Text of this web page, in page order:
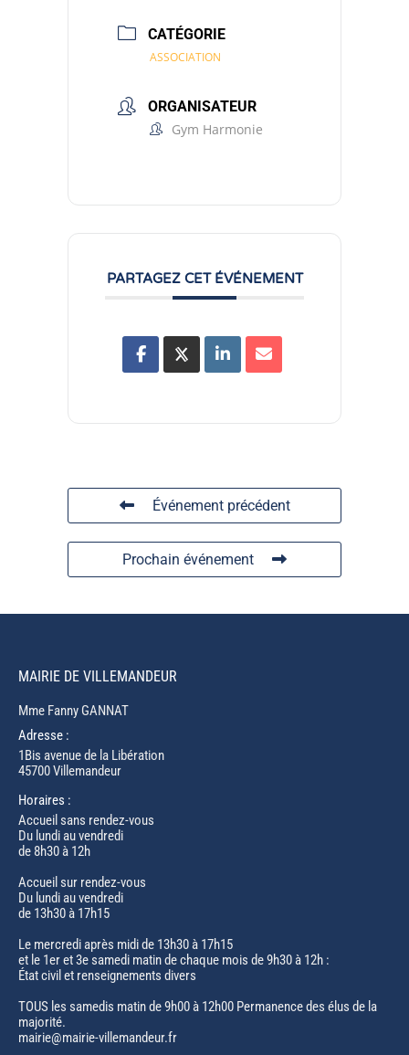
CATÉGORIE
ASSOCIATION
ORGANISATEUR
Gym Harmonie
PARTAGEZ CET ÉVÉNEMENT
Événement précédent
Prochain événement
MAIRIE DE VILLEMANDEUR
Mme Fanny GANNAT
Adresse :
1Bis avenue de la Libération
45700 Villemandeur
Horaires :
Accueil sans rendez-vous
Du lundi au vendredi
de 8h30 à 12h
Accueil sur rendez-vous
Du lundi au vendredi
de 13h30 à 17h15
Le mercredi après midi de 13h30 à 17h15
et le 1er et 3e samedi matin de chaque mois de 9h30 à 12h :
État civil et renseignements divers
TOUS les samedis matin de 9h00 à 12h00 Permanence des élus de la
majorité.
mairie@mairie-villemandeur.fr